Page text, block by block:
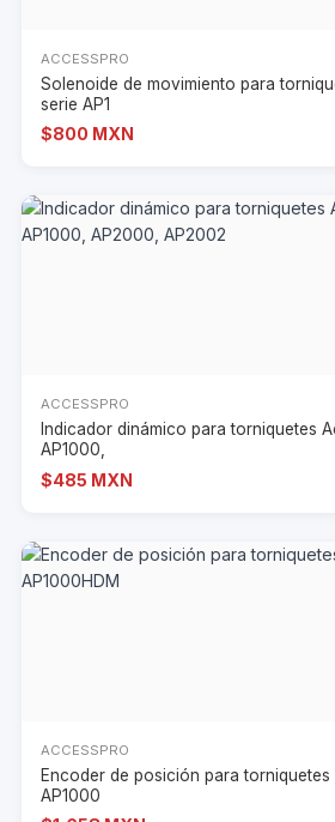
ACCESSPRO
Solenoide de movimiento para
serie AP1
$800 MXN
ACCESSPRO
Indicador dinámico para torniquetes
AP1000,
$485 MXN
ACCESSPRO
Encoder de posición para torniquetes
AP1000